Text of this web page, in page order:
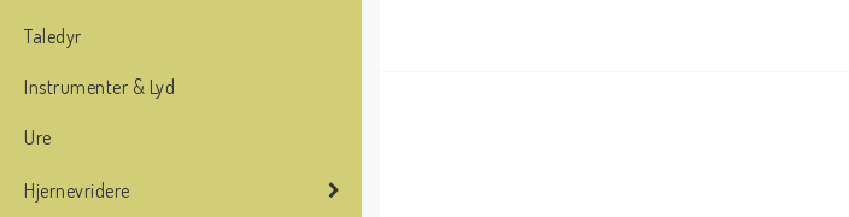
Taledyr
Instrumenter & Lyd
Ure
Hjernevridere